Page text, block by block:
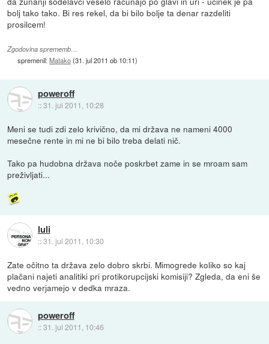
bolj tako tako. Bi res rekel, da bi bilo bolje ta denar razdeliti
prosilcem!
Zgodovina sprememb…
spremenil:Matako(31. jul 2011 ob 10:11)
poweroff
::31. jul 2011, 10:28
Meni se tudi zdi zelo krivično, da mi država ne nameni 4000
mesečne rente in mi ne bi bilo treba delati nič.
Tako pa hudobna država noče poskrbet zame in se mroam sam
preživljati...
luli
::31. jul 2011, 10:30
Zate očitno ta država zelo dobro skrbi. Mimogrede koliko so kaj
plačani najeti analitiki pri protikorupcijski komisiji? Zgleda, da eni še
vedno verjamejo v dedka mraza.
poweroff
::31. jul 2011, 10:46